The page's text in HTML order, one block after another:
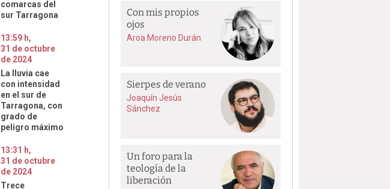
comarcas del
sur Tarragona
13:59 h,
31 de octubre
de 2024
La lluvia cae
con intensidad
en el sur de
Tarragona, con
grado de
peligro máximo
13:31 h,
31 de octubre
de 2024
Trece
Con mis propios
ojos
Aroa Moreno Durán
Sierpes de verano
Joaquín Jesús
Sánchez
Un foro para la
teología de la
liberación